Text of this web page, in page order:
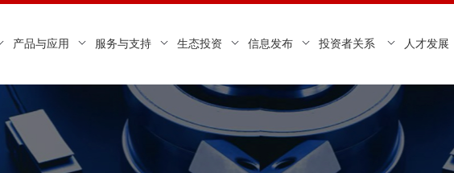
产品与应用 服务与支持 生态投资 信息发布 投资者关系 人才发展